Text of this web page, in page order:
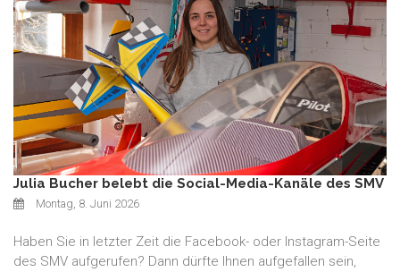
Julia Bucher belebt die Social-Media-Kanäle des SMV
Montag, 8. Juni 2026
Haben Sie in letzter Zeit die Facebook- oder Instagram-Seite
des SMV aufgerufen? Dann dürfte Ihnen aufgefallen sein,